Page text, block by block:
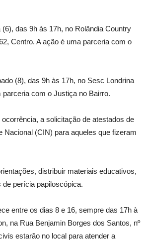
das 9h às 17h, no Rolândia Country
Centro. A ação é uma parceria com o
(8), das 9h às 17h, no Sesc Londrina
parceria com o Justiça no Bairro.
a solicitação de atestados de
(CIN) para aqueles que fizeram
distribuir materiais educativos,
perícia papiloscópica.
entre os dias 8 e 16, sempre das 17h à
na Rua Benjamin Borges dos Santos, nº
estarão no local para atender a